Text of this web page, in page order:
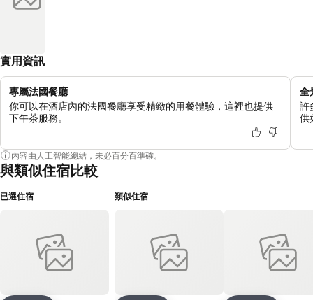
實用資訊
專屬法國餐廳
你可以在酒店內的法國餐廳享受精緻的用餐體驗，這裡也提供
下午茶服務。
全
許
供
內容由人工智能總結，未必百分百準確。
與類似住宿比較
已選住宿 類似住宿